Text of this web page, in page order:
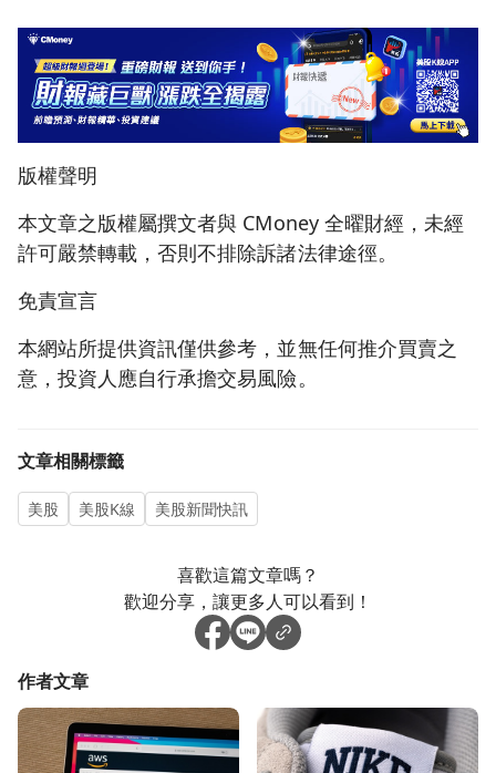
版權聲明
本文章之版權屬撰文者與 CMoney 全曜財經，未經
許可嚴禁轉載，否則不排除訴諸法律途徑。
免責宣言
本網站所提供資訊僅供參考，並無任何推介買賣之
意，投資人應自行承擔交易風險。
文章相關標籤
美股 美股K線 美股新聞快訊
喜歡這篇文章嗎？
歡迎分享，讓更多人可以看到！
作者文章